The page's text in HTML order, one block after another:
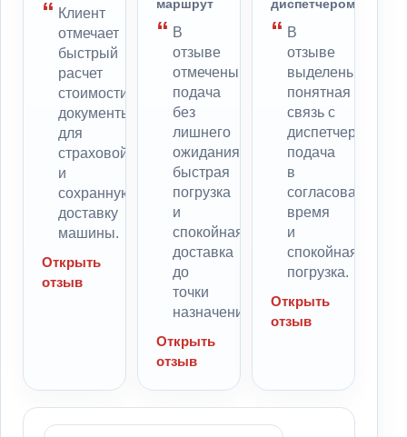
Клиент
отмечает
быстрый
расчет
стоимости,
документы
для
страховой
и
сохранную
доставку
машины.
Открыть
отзыв
маршрут
В
отзыве
отмечены
подача
без
лишнего
ожидания,
быстрая
погрузка
и
спокойная
доставка
до
точки
назначения.
Открыть
отзыв
диспетчером
В
отзыве
выделены
понятная
связь с
диспетчером,
подача
в
согласованное
время
и
спокойная
погрузка.
Открыть
отзыв